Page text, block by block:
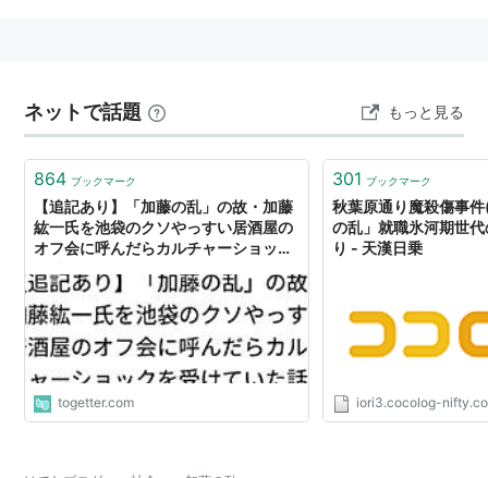
ネットで話題 もっと見る
864 ブックマーク
【追記あり】「加藤の乱」の故・加藤
紘一氏を池袋のクソやっすい居酒屋の
オフ会に呼んだらカルチャーショック
togetter.com
301 ブックマーク
秋葉原通り魔殺傷事
の乱」就職氷河期世
り - 天漢日乗
iori3.cocolog-